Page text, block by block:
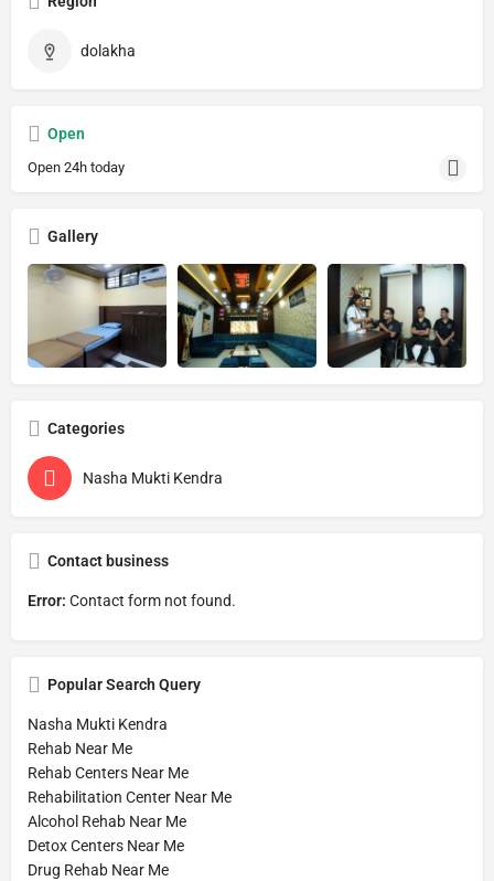
dolakha
Open
Open 24h today
Gallery
Categories
Nasha Mukti Kendra
Contact business
Error: Contact form not found.
Popular Search Query
Nasha Mukti Kendra
Rehab Near Me
Rehab Centers Near Me
Rehabilitation Center Near Me
Alcohol Rehab Near Me
Detox Centers Near Me
Drug Rehab Near Me